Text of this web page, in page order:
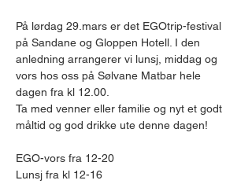
På lørdag 29.mars er det EGOtrip-festival
på Sandane og Gloppen Hotell. I den
anledning arrangerer vi lunsj, middag og
vors hos oss på Sølvane Matbar hele
dagen fra kl 12.00.
Ta med venner eller familie og nyt et godt
måltid og god drikke ute denne dagen!
EGO-vors fra 12-20
Lunsj fra kl 12-16